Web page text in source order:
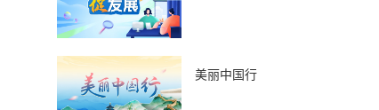
美丽中国行